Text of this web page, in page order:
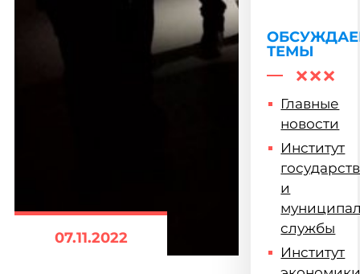
07.11.2022
ТЕМЫ
Главные
новости
Институт
и
службы
Институт